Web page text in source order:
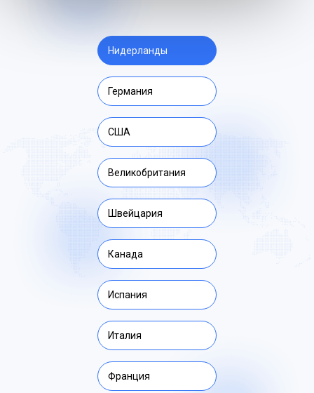
Нидерланды
Германия
США
Великобритания
Швейцария
Канада
Испания
Италия
Франция